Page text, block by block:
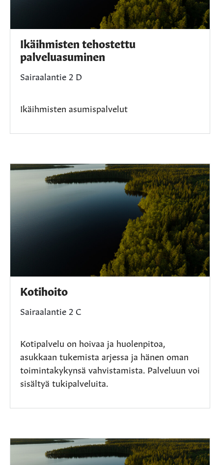
Ikäihmisten tehostettu
palveluasuminen
Sairaalantie 2 D
Ikäihmisten asumispalvelut
Kotihoito
Sairaalantie 2 C
Kotipalvelu on hoivaa ja huolenpitoa,
asukkaan tukemista arjessa ja hänen oman
toimintakykynsä vahvistamista. Palveluun voi
sisältyä tukipalveluita.